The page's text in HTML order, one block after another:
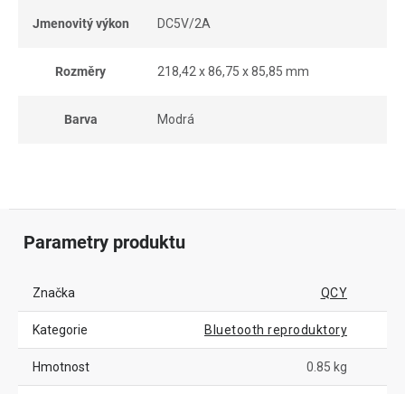
Jmenovitý výkon DC5V/2A
Rozměry 218,42 x 86,75 x 85,85 mm
Barva Modrá
Parametry produktu
Značka QCY
Kategorie Bluetooth reproduktory
Hmotnost 0.85 kg